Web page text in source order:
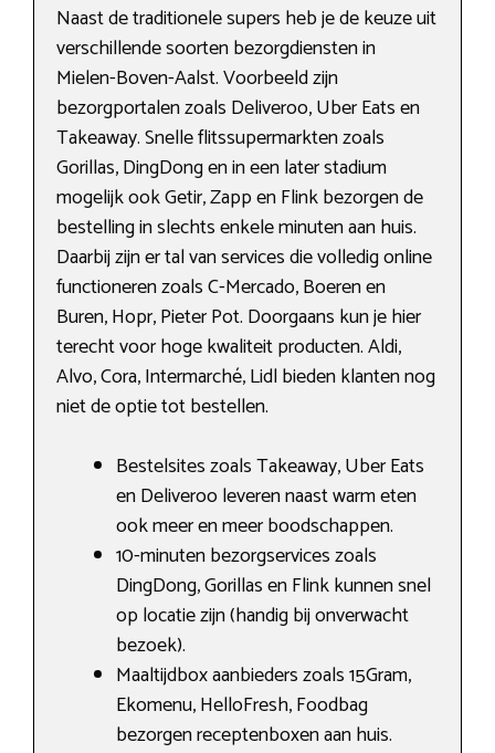
Naast de traditionele supers heb je de keuze uit
verschillende soorten bezorgdiensten in
Mielen-Boven-Aalst. Voorbeeld zijn
bezorgportalen zoals Deliveroo, Uber Eats en
Takeaway. Snelle flitssupermarkten zoals
Gorillas, DingDong en in een later stadium
mogelijk ook Getir, Zapp en Flink bezorgen de
bestelling in slechts enkele minuten aan huis.
Daarbij zijn er tal van services die volledig online
functioneren zoals C-Mercado, Boeren en
Buren, Hopr, Pieter Pot. Doorgaans kun je hier
terecht voor hoge kwaliteit producten. Aldi,
Alvo, Cora, Intermarché, Lidl bieden klanten nog
niet de optie tot bestellen.
Bestelsites zoals Takeaway, Uber Eats
en Deliveroo leveren naast warm eten
ook meer en meer boodschappen.
10-minuten bezorgservices zoals
DingDong, Gorillas en Flink kunnen snel
op locatie zijn (handig bij onverwacht
bezoek).
Maaltijdbox aanbieders zoals 15Gram,
Ekomenu, HelloFresh, Foodbag
bezorgen receptenboxen aan huis.